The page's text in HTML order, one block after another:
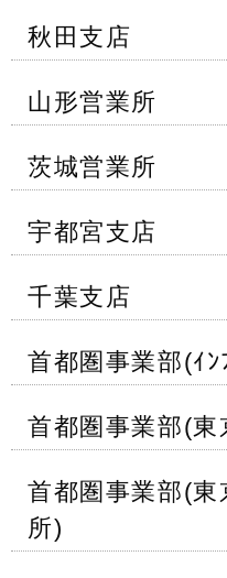
秋田支店
山形営業所
茨城営業所
宇都宮支店
千葉支店
首都圏事業部(ｲ
首都圏事業部(東
首都圏事業部(東
所)